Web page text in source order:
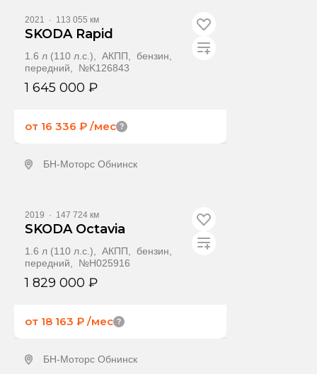
2021 · 113 055 км
SKODA Rapid
1.6 л (110 л.с.), АКПП, бензин,
передний, №K126843
1 645 000 ₽
от 16 336 ₽ /мес
БН-Моторс Обнинск
2019 · 147 724 км
SKODA Octavia
1.6 л (110 л.с.), АКПП, бензин,
передний, №H025916
1 829 000 ₽
от 18 163 ₽ /мес
БН-Моторс Обнинск